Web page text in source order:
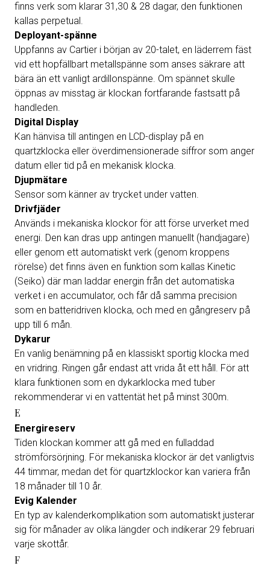
finns verk som klarar 31,30 & 28 dagar, den funktionen
kallas perpetual.
Deployant-spänne
Uppfanns av Cartier i början av 20-talet, en läderrem fäst
vid ett hopfällbart metallspänne som anses säkrare att
bära än ett vanligt ardillonspänne. Om spännet skulle
öppnas av misstag är klockan fortfarande fastsatt på
handleden.
Digital Display
Kan hänvisa till antingen en LCD-display på en
quartzklocka eller överdimensionerade siffror som anger
datum eller tid på en mekanisk klocka.
Djupmätare
Sensor som känner av trycket under vatten.
Drivfjäder
Används i mekaniska klockor för att förse urverket med
energi. Den kan dras upp antingen manuellt (handjagare)
eller genom ett automatiskt verk (genom kroppens
rörelse) det finns även en funktion som kallas Kinetic
(Seiko) där man laddar energin från det automatiska
verket i en accumulator, och får då samma precision
som en batteridriven klocka, och med en gångreserv på
upp till 6 mån.
Dykarur
En vanlig benämning på en klassiskt sportig klocka med
en vridring. Ringen går endast att vrida åt ett håll. För att
klara funktionen som en dykarklocka med tuber
rekommenderar vi en vattentät het på minst 300m.
E
Energireserv
Tiden klockan kommer att gå med en fulladdad
strömförsörjning. För mekaniska klockor är det vanligtvis
44 timmar, medan det för quartzklockor kan variera från
18 månader till 10 år.
Evig Kalender
En typ av kalenderkomplikation som automatiskt justerar
sig för månader av olika längder och indikerar 29 februari
varje skottår.
F